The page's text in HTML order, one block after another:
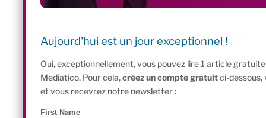
Aujourd'hui est un jour exceptionnel !
Oui, exceptionnellement, vous pouvez lire 1 article
Mediatico. Pour cela,créez un compte gratuitci-dessous,
et vous recevrez notre newsletter :
First Name